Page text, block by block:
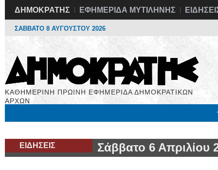
ΔΗΜΟΚΡΑΤΗΣ ΕΦΗΜΕΡΙΔΑ ΜΥΤΙΛΗΝΗΣ
ΣΑΒΒΑΤΟ 8 ΑΥΓΟΥΣΤΟΥ 2026
ΚΑΘΗΜΕΡΙΝΗ ΠΡΩΙΝΗ ΕΦΗΜΕΡΙΔΑ ΔΗΜΟΚΡΑΤΙΚΩΝ
ΑΡΧΩΝ
ΕΙΔΗΣΕΙΣ Σάββατο 6 Απριλίου